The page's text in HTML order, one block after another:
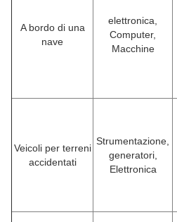
A bordo di una
nave
elettronica,
Computer,
Macchine
Veicoli per terreni
accidentati
Strumentazione,
generatori,
Elettronica